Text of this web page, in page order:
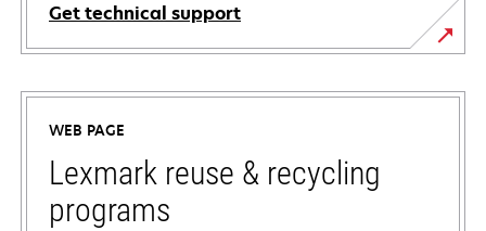
Get technical support
opens
in
new
tab
WEB PAGE
Lexmark reuse & recycling
programs